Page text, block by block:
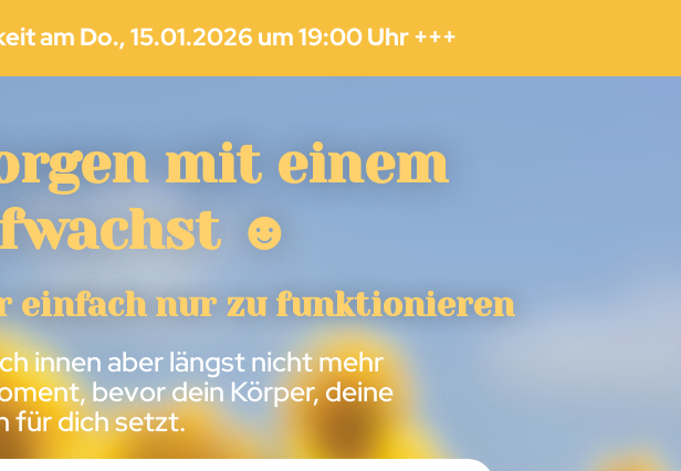
am Do., 15.01.2026 um 19:00 Uhr +++
mit einem
☻
einfach nur zu funktionieren
innen aber längst nicht mehr
bevor dein Körper, deine
für dich setzt.